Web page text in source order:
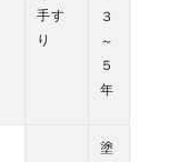
手す
り
３
～
５
年
塗